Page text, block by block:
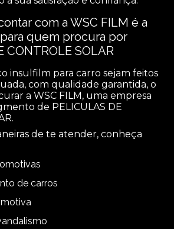
com a WSC FILM é a
quem procura por
CONTROLE SOLAR
insulfilm para carro sejam feitos
com qualidade garantida, o
a WSC FILM, uma empresa
de PELICULAS DE
de te atender, conheça
de carros